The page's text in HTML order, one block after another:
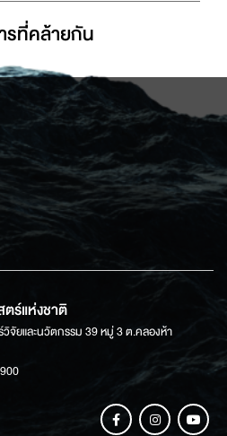
รที่่คล้ายกัน
ร์แห่งชาติ
จัยและนวัตกรรม 39 หมู่ 3 ต.คลองห้า